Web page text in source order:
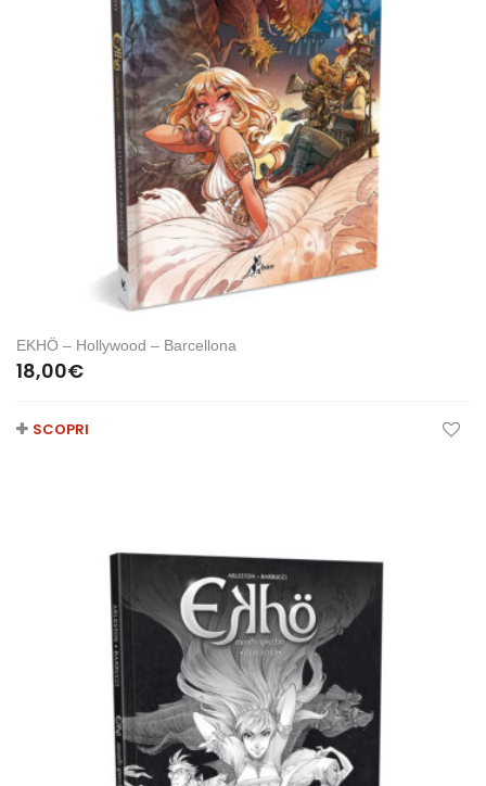
EKHÖ – Hollywood – Barcellona
18,00€
SCOPRI